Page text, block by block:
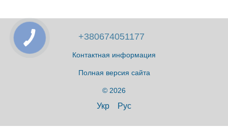
+380674051177
Контактная информация
Полная версия сайта
© 2026
Укр Рус